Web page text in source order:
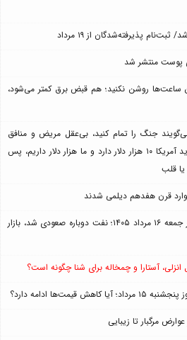
پذیرفته‌شدگان از ۱۹ مرداد
پوست منتشر شد
ساعت‌ها روشن نکنید؛ هم قبض برق کمتر می‌شود،
جنگ را تمام کنید، بی‌عقل مریض و منافق
هستند/ این آدم بی‌عقلی که می‌گوید آمریکا ۱۰ هزار دلار دارد و ما هزار دلار داریم، پس
قلب
پیش بینی قیمت طلا، سکه و دلار جمعه ۱۶ مرداد ۱۴۰۵؛ نفت دوباره صعودی شد، بازار
آستارا و چمخاله برای شنا چگونه است؟
ادامه دارد؟
مرگبار تا زیبایی